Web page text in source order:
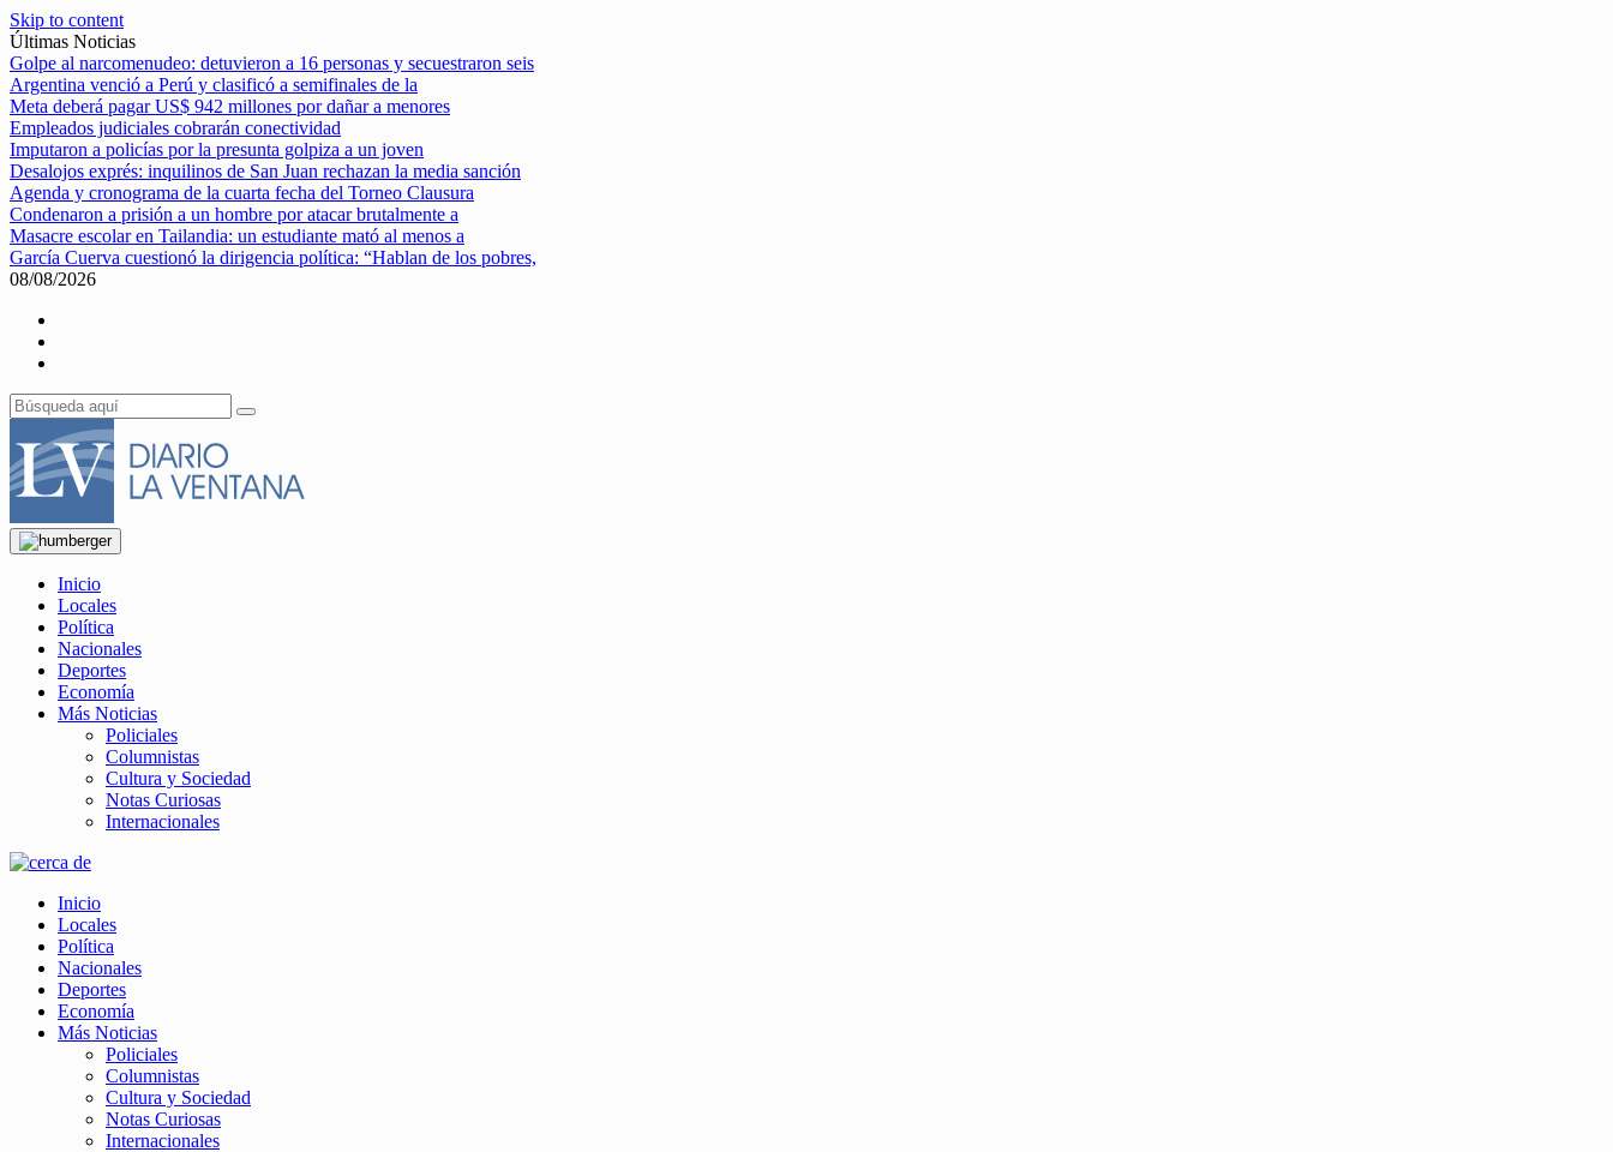
Skip to content
Últimas Noticias
Golpe al narcomenudeo: detuvieron a 16 personas y secuestraron seis
Argentina venció a Perú y clasificó a semifinales de la
Meta deberá pagar US$ 942 millones por dañar a menores
Empleados judiciales cobrarán conectividad
Imputaron a policías por la presunta golpiza a un joven
Desalojos exprés: inquilinos de San Juan rechazan la media sanción
Agenda y cronograma de la cuarta fecha del Torneo Clausura
Condenaron a prisión a un hombre por atacar brutalmente a
Masacre escolar en Tailandia: un estudiante mató al menos a
García Cuerva cuestionó la dirigencia política: “Hablan de los pobres,
08/08/2026
Inicio
Locales
Política
Nacionales
Deportes
Economía
Más Noticias
Policiales
Columnistas
Cultura y Sociedad
Notas Curiosas
Internacionales
Inicio
Locales
Política
Nacionales
Deportes
Economía
Más Noticias
Policiales
Columnistas
Cultura y Sociedad
Notas Curiosas
Internacionales